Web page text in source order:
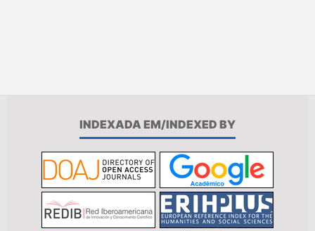
INDEXADA EM/INDEXED BY